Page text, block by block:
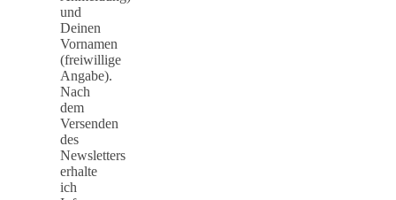
und
Deinen
Vornamen
(freiwillige
Angabe).
Nach
dem
Versenden
des
Newsletters
erhalte
ich